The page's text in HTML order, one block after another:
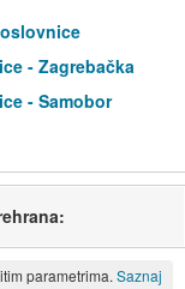
- Zagrebačka
- Samobor
parametrima. Saznaj